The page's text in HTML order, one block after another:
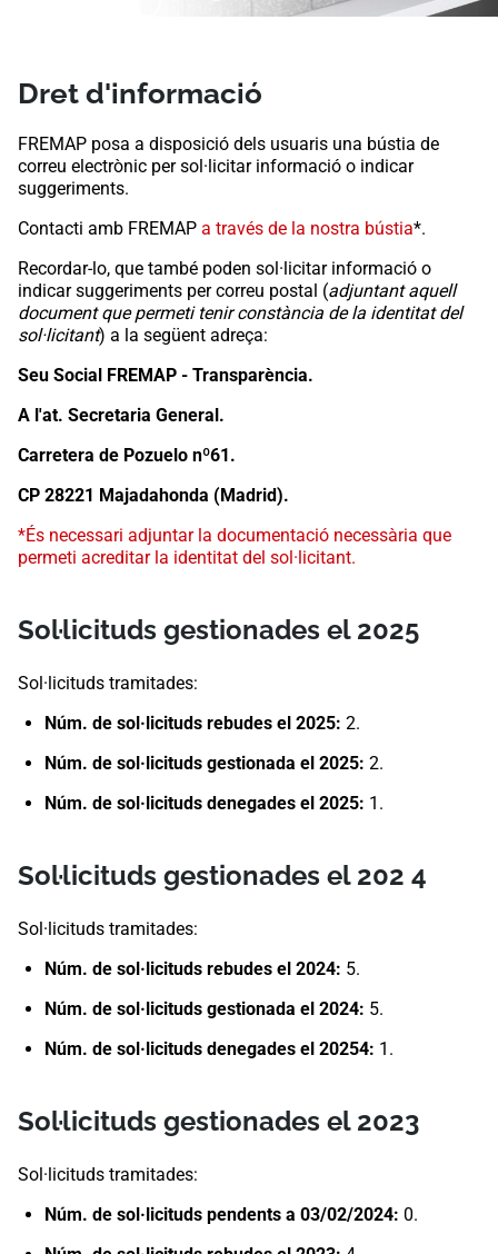
​​​​​​Dret d'informació
​​​FREMAP posa a disposició dels usuaris una bústia de
correu electrònic per sol·licitar informació o indicar
suggeriments.
Contacti amb FREMAP a través de la nostra bústia*​.
Recordar-lo, que també poden sol·licitar informació o
indicar suggeriments per correu postal (adjuntant aquell
document que permeti tenir constància de la identitat del
sol·licitant) a la següent adreça:
Seu Social FREMAP - Transparència.
A l'at. Secretaria General.
Carretera de Pozuelo nº61.
CP 28221 Majadahonda (Madrid).
*És necessari adjuntar la documentació necessària que
permeti acreditar la identitat del sol·licitant.
Sol·licituds gestionades el 2025​​
Sol·licituds tramitades:
Núm. de sol·licituds rebudes el 2025: 2.
Núm. de sol·licituds gestionada el 2025: 2.
Núm. de sol·licituds denegades el 2025: 1.
Sol·licituds gestionades el 202 4
Sol·licituds tramitades:
Núm. de sol·licituds rebudes el 2024: 5.
Núm. de sol·licituds gestionada el 2024: 5.
Núm. de sol·licituds denegades el 20254: 1.
Sol·licituds gestionades el 2023
Sol·licituds tramitades:
Núm. de sol·licituds pendents a 03/02/2024: 0.